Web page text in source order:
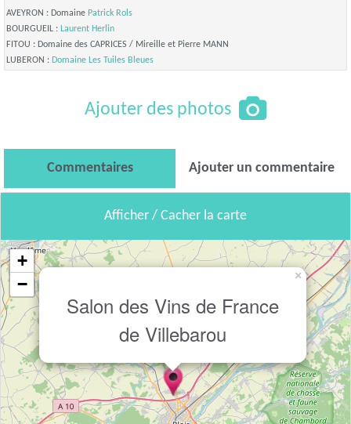
AVEYRON : Domaine Patrick Rols
BOURGUEIL : Laurent Herlin
FITOU : Domaine des CAPRICES / Mireille et Pierre MANN
LUBERON : Domaine Les Tuiles Bleues
Ajouter des photos
Commentaires Ajouter un commentaire
Afficher / Cacher la carte
Salon des Vins de France
de Villebarou
×
+
−